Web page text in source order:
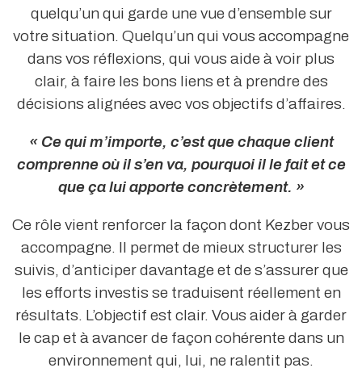
quelqu’un qui garde une vue d’ensemble sur
votre situation. Quelqu’un qui vous accompagne
dans vos réflexions, qui vous aide à voir plus
clair, à faire les bons liens et à prendre des
décisions alignées avec vos objectifs d’affaires.
« Ce qui m’importe, c’est que chaque client
comprenne où il s’en va, pourquoi il le fait et ce
que ça lui apporte concrètement. »
Ce rôle vient renforcer la façon dont Kezber vous
accompagne. Il permet de mieux structurer les
suivis, d’anticiper davantage et de s’assurer que
les efforts investis se traduisent réellement en
résultats. L’objectif est clair. Vous aider à garder
le cap et à avancer de façon cohérente dans un
environnement qui, lui, ne ralentit pas.